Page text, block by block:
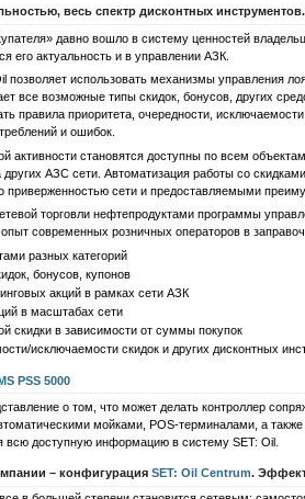
весь спектр дисконтных инструментов.
давно вошло в систему ценностей
его актуальность и в управлении АЗК.
использовать механизмы управления
все возможные типы скидок, бонусов, других
правила приоритета, очередности,
и ошибок.
становятся доступны по всем
АЗС сети. Автоматизация работы со
приверженностью сети и предоставляемыми
торговли нефтепродуктами программы
современных розничных операторов в
разных категорий
бонусов, купонов
акций в рамках сети АЗК
в масштабах сети
скидки в зависимости от суммы покупок
исключаемости скидок и других дисконтных
PSS 5000
о том, что может делать контроллер
мойками, POS-терминалами, а
всю доступную информацию в систему SET: Oil.
– конфигурация SET: Oil Centrum.